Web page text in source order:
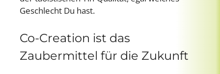
Geschlecht Du hast.
Co-Creation ist das
Zaubermittel für die Zukunft